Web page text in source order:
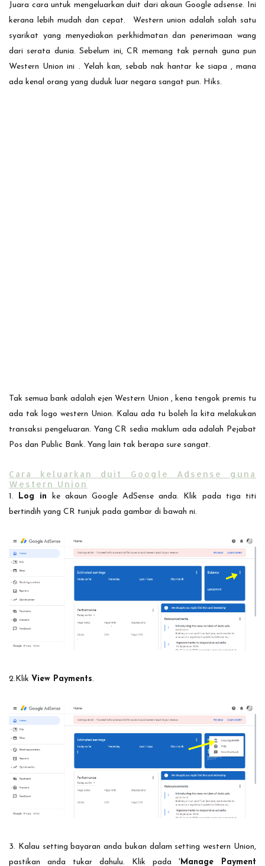
Juara cara untuk mengeluarkan duit dari akaun Google adsense. Ini
kerana lebih mudah dan cepat. Western union adalah salah satu
syarikat yang menyediakan perkhidmatan dan penerimaan wang
dari serata dunia. Sebelum ini, CR memang tak pernah guna pun
Western Union ini . Yelah kan, sebab nak hantar ke siapa , mana
ada kenal orang yang duduk luar negara sangat pun. Hiks.
Tak semua bank adalah ejen Western Union , kena tengok premis tu
ada tak logo western Union. Kalau ada tu boleh la kita melakukan
transaksi pengeluaran. Yang CR sedia maklum ada adalah Pejabat
Pos dan Public Bank. Yang lain tak berapa sure sangat.
Cara keluarkan duit Google Adsense guna
Western Union
1. Log in ke akaun Google AdSense anda. Klik pada tiga titi
bertindih yang CR tunjuk pada gambar di bawah ni.
2.Klik View Payments.
3. Kalau setting bayaran anda bukan dalam setting western Union,
pastikan anda tukar dahulu. Klik pada ' Manage Payment